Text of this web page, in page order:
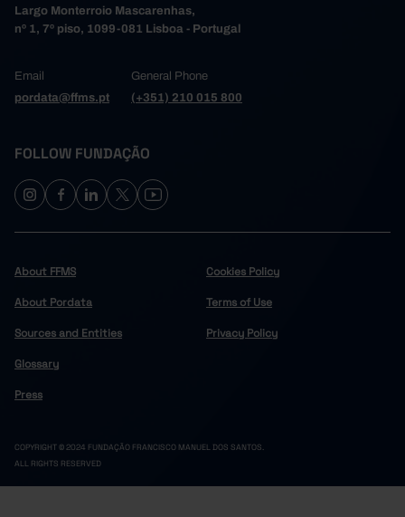
Largo Monterroio Mascarenhas,
nº 1, 7º piso, 1099-081 Lisboa - Portugal
Email
pordata@ffms.pt
General Phone
(+351) 210 015 800
FOLLOW FUNDAÇÃO
About FFMS
About Pordata
Sources and Entities
Glossary
Press
Cookies Policy
Terms of Use
Privacy Policy
COPYRIGHT © 2024 FUNDAÇÃO FRANCISCO MANUEL DOS SANTOS.
ALL RIGHTS RESERVED